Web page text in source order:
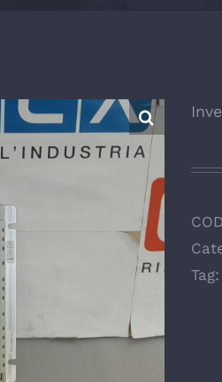
Tag: